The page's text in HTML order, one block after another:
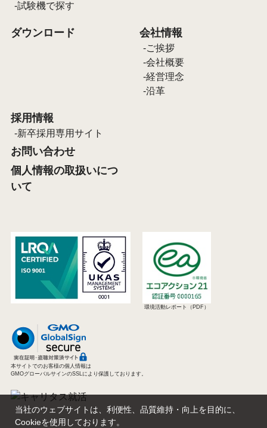
試験機で探す
ダウンロード 会社情報
ご挨拶
会社概要
経営理念
沿革
採用情報
新卒採用専用サイト
お問い合わせ
個人情報の取扱いにつ
いて
環境活動レポート（PDF）
本サイトでのお客様の個人情報は
GMOグローバルサインのSSLにより保護しております。
当社のウェブサイトは、利便性、品質維持・向上を目的に、
Cookieを使用しております。